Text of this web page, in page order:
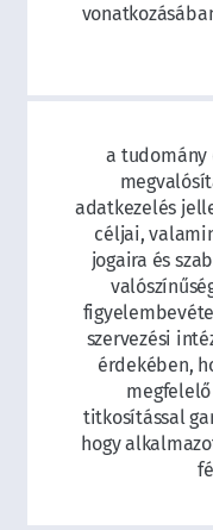
a tudomány
adatkezelés
céljai,
jogaira és
szervezési
érdekében,
titkosítással
hogy